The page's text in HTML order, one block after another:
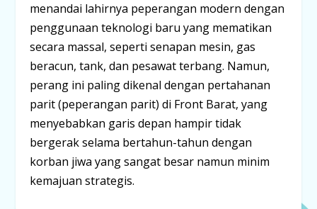
menandai lahirnya peperangan modern dengan
penggunaan teknologi baru yang mematikan
secara massal, seperti senapan mesin, gas
beracun, tank, dan pesawat terbang. Namun,
perang ini paling dikenal dengan pertahanan
parit (peperangan parit) di Front Barat, yang
menyebabkan garis depan hampir tidak
bergerak selama bertahun-tahun dengan
korban jiwa yang sangat besar namun minim
kemajuan strategis.